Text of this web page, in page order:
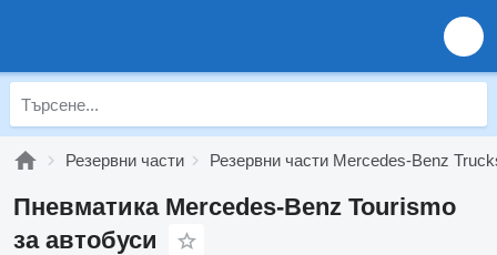
Резервни части Резервни части Mercedes-Benz
Пневматика Mercedes-Benz Tourismo
за автобуси